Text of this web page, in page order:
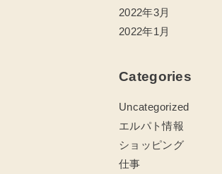
2022年3月
2022年1月
Categories
Uncategorized
エルパト情報
ショッピング
仕事